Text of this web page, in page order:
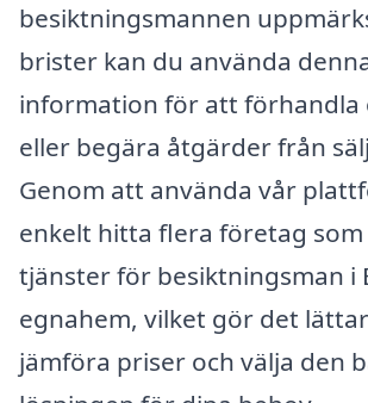
besiktningsmannen
brister kan du använda
information för att förhandla
eller begära åtgärder från
Genom att använda vår
enkelt hitta flera företag
tjänster för besiktningsman i
egnahem, vilket gör det
jämföra priser och välja den